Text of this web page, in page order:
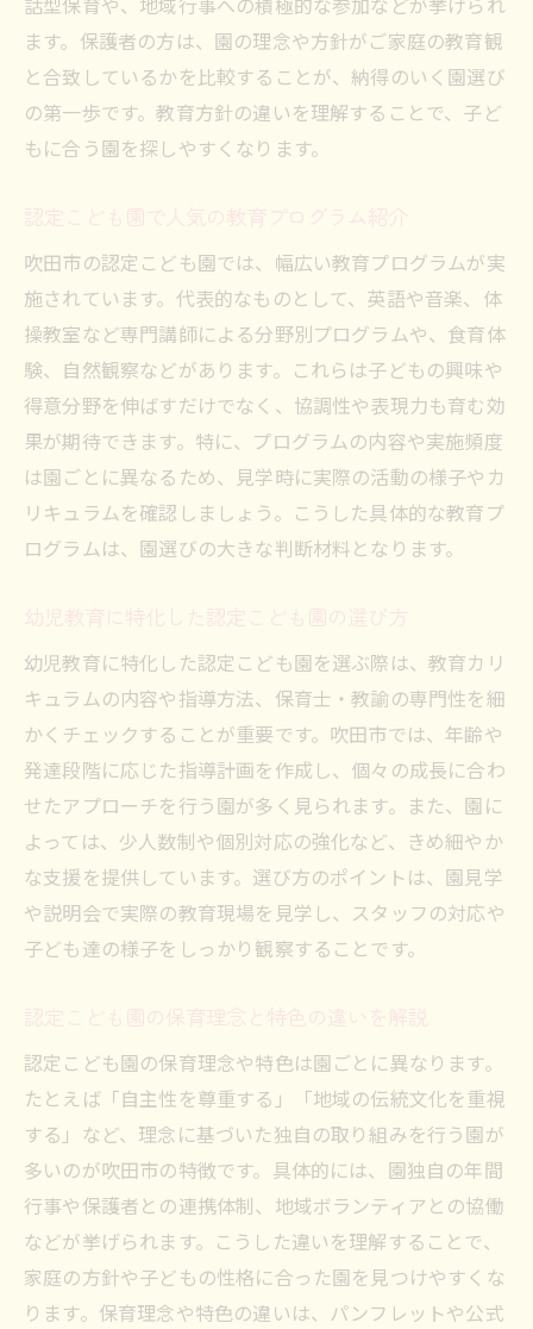
ます。保護者の方は、園の理念や方針がご家庭の教育観
と合致しているかを比較することが、納得のいく園選び
の第一歩です。教育方針の違いを理解することで、子ど
もに合う園を探しやすくなります。
認定こども園で人気の教育プログラム紹介
吹田市の認定こども園では、幅広い教育プログラムが実
施されています。代表的なものとして、英語や音楽、体
操教室など専門講師による分野別プログラムや、食育体
験、自然観察などがあります。これらは子どもの興味や
得意分野を伸ばすだけでなく、協調性や表現力も育む効
果が期待できます。特に、プログラムの内容や実施頻度
は園ごとに異なるため、見学時に実際の活動の様子やカ
リキュラムを確認しましょう。こうした具体的な教育プ
ログラムは、園選びの大きな判断材料となります。
幼児教育に特化した認定こども園の選び方
幼児教育に特化した認定こども園を選ぶ際は、教育カリ
キュラムの内容や指導方法、保育士・教諭の専門性を細
かくチェックすることが重要です。吹田市では、年齢や
発達段階に応じた指導計画を作成し、個々の成長に合わ
せたアプローチを行う園が多く見られます。また、園に
よっては、少人数制や個別対応の強化など、きめ細やか
な支援を提供しています。選び方のポイントは、園見学
や説明会で実際の教育現場を見学し、スタッフの対応や
子ども達の様子をしっかり観察することです。
認定こども園の保育理念と特色の違いを解説
認定こども園の保育理念や特色は園ごとに異なります。
たとえば「自主性を尊重する」「地域の伝統文化を重視
する」など、理念に基づいた独自の取り組みを行う園が
多いのが吹田市の特徴です。具体的には、園独自の年間
行事や保護者との連携体制、地域ボランティアとの協働
などが挙げられます。こうした違いを理解することで、
家庭の方針や子どもの性格に合った園を見つけやすくな
ります。保育理念や特色の違いは、パンフレットや公式